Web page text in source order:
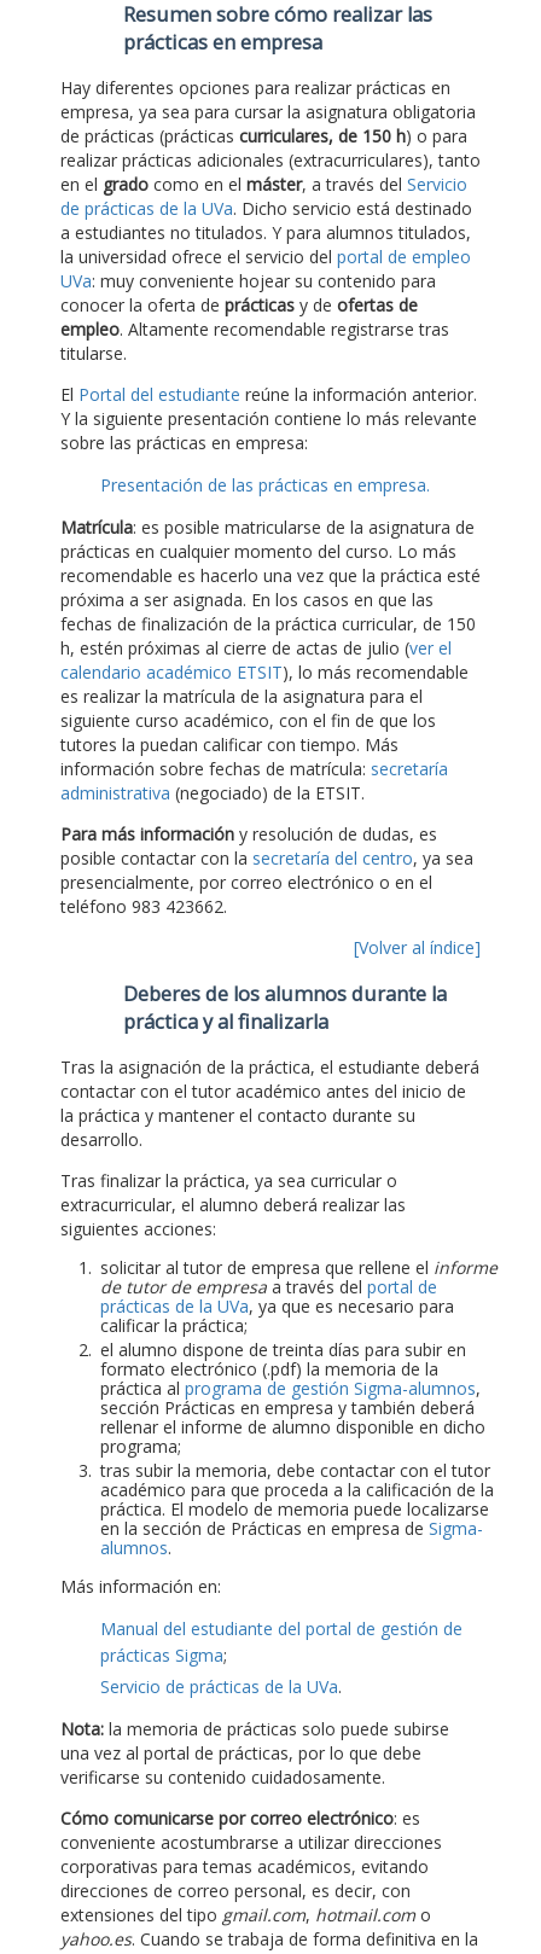
Resumen sobre cómo realizar las
prácticas en empresa
Hay diferentes opciones para realizar prácticas en
empresa, ya sea para cursar la asignatura obligatoria
de prácticas (prácticas curriculares, de 150 h) o para
realizar prácticas adicionales (extracurriculares), tanto
en el grado como en el máster, a través del Servicio
de prácticas de la UVa. Dicho servicio está destinado
a estudiantes no titulados. Y para alumnos titulados,
la universidad ofrece el servicio del portal de empleo
UVa: muy conveniente hojear su contenido para
conocer la oferta de prácticas y de ofertas de
empleo. Altamente recomendable registrarse tras
titularse.
El Portal del estudiante reúne la información anterior.
Y la siguiente presentación contiene lo más relevante
sobre las prácticas en empresa:
Presentación de las prácticas en empresa.
Matrícula: es posible matricularse de la asignatura de
prácticas en cualquier momento del curso. Lo más
recomendable es hacerlo una vez que la práctica esté
próxima a ser asignada. En los casos en que las
fechas de finalización de la práctica curricular, de 150
h, estén próximas al cierre de actas de julio (ver el
calendario académico ETSIT), lo más recomendable
es realizar la matrícula de la asignatura para el
siguiente curso académico, con el fin de que los
tutores la puedan calificar con tiempo. Más
información sobre fechas de matrícula: secretaría
administrativa (negociado) de la ETSIT.
Para más información y resolución de dudas, es
posible contactar con la secretaría del centro, ya sea
presencialmente, por correo electrónico o en el
teléfono 983 423662.
[Volver al índice]
Deberes de los alumnos durante la
práctica y al finalizarla
Tras la asignación de la práctica, el estudiante deberá
contactar con el tutor académico antes del inicio de
la práctica y mantener el contacto durante su
desarrollo.
Tras finalizar la práctica, ya sea curricular o
extracurricular, el alumno deberá realizar las
siguientes acciones:
solicitar al tutor de empresa que rellene el informe
de tutor de empresa a través del portal de
prácticas de la UVa, ya que es necesario para
calificar la práctica;
el alumno dispone de treinta días para subir en
formato electrónico (.pdf) la memoria de la
práctica al programa de gestión Sigma-alumnos,
sección Prácticas en empresa y también deberá
rellenar el informe de alumno disponible en dicho
programa;
tras subir la memoria, debe contactar con el tutor
académico para que proceda a la calificación de la
práctica. El modelo de memoria puede localizarse
en la sección de Prácticas en empresa de Sigma-
alumnos.
Más información en:
Manual del estudiante del portal de gestión de
prácticas Sigma;
Servicio de prácticas de la UVa.
Nota: la memoria de prácticas solo puede subirse
una vez al portal de prácticas, por lo que debe
verificarse su contenido cuidadosamente.
Cómo comunicarse por correo electrónico: es
conveniente acostumbrarse a utilizar direcciones
corporativas para temas académicos, evitando
direcciones de correo personal, es decir, con
extensiones del tipo gmail.com, hotmail.como
yahoo.es. Cuando se trabaja de forma definitiva en la